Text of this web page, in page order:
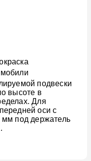
подвески
высоте в
Для
оси с
мм под держатель